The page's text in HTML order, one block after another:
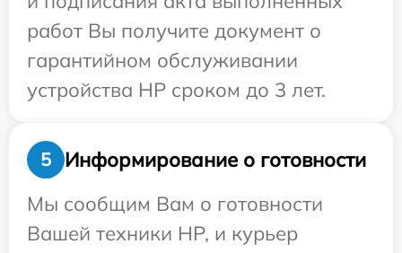
работ Вы получите документ о
гарантийном обслуживании
устройства HP сроком до 3 лет.
5
Информирование о готовности
Мы сообщим Вам о готовности
Вашей техники HP, и курьер